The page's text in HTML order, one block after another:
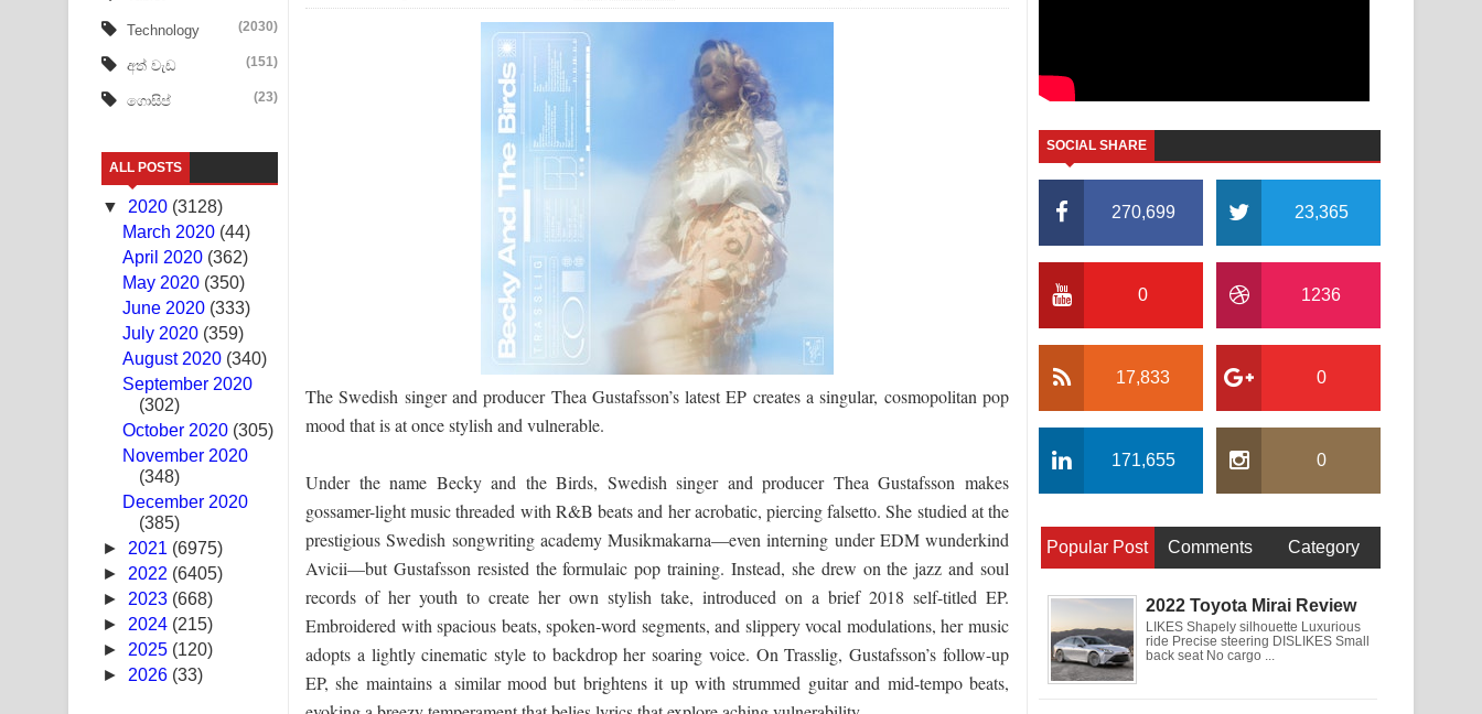
Apa Hamuwee Song Lyrics - අප හමුවී ගීතයේ පද පෙළ
PATHINIYE Song Lyrics - පතිනියනේ ගීතයේ පද පෙළ
Sorry Sir Song Lyrics - සොරි සර් ගීතයේ පද පෙළ
Mathaka Aluthin Liyanna Song Lyrics - මතක අලුතින් ලියන්න ගීතයේ පද පෙළ
Sandak Awith Song Lyrics - සඳක් ඇවිත් ගීතයේ පද පෙළ
Swetha Sande Song Lyrics - ශ්වේත සඳේ ගීතයේ පද පෙළ
Ma Igili Giya Lyrics - මා ඉගිලී ගියා ගීතයේ පද පෙළ
Ras Balan Song Lyrics - රැස් බලන් ගීතයේ පද පෙළ
Hoda sihiyen Song Lyrics - හොද සිහියෙන් ගීතයේ පද පෙළ
Awanken Song Lyrics - අවංකෙන් ගීතයේ පද පෙළ
Pa Sina Song Lyrics - පෑ සිනා ගීතයේ පද පෙළ
Pemwanthiye Song Lyrics - පෙම්වන්තියේ ගීතයේ පද පෙළ
Manobhawa Song Lyrics - මනෝභව ගීතයේ පද පෙළ
Akahe Indala Song Lyrics - ආකාහේ ඉඳලා ගීතයේ පද පෙළ
Raawaya Song Lyrics - රාවය ගීතයේ පද පෙළ
Saddeta Denna Song Lyrics - සද්දෙට දෙන්න ගීතයේ පද පෙළ
Technology (2030)
අත් වැඩ (151)
ගොසිප් (23)
ALL POSTS
▼ 2020 (3128)
March 2020 (44)
April 2020 (362)
May 2020 (350)
June 2020 (333)
July 2020 (359)
August 2020 (340)
September 2020
(302)
October 2020 (305)
November 2020
(348)
December 2020
(385)
► 2021 (6975)
► 2022 (6405)
► 2023 (668)
► 2024 (215)
► 2025 (120)
► 2026 (33)
The Swedish singer and producer Thea Gustafsson’s latest EP creates a singular, cosmopolitan pop
mood that is at once stylish and vulnerable.
Under the name Becky and the Birds, Swedish singer and producer Thea Gustafsson makes
gossamer-light music threaded with R&B beats and her acrobatic, piercing falsetto. She studied at the
prestigious Swedish songwriting academy Musikmakarna—even interning under EDM wunderkind
Avicii—but Gustafsson resisted the formulaic pop training. Instead, she drew on the jazz and soul
records of her youth to create her own stylish take, introduced on a brief 2018 self-titled EP.
Embroidered with spacious beats, spoken-word segments, and slippery vocal modulations, her music
adopts a lightly cinematic style to backdrop her soaring voice. On Trasslig, Gustafsson’s follow-up
EP, she maintains a similar mood but brightens it up with strummed guitar and mid-tempo beats,
SOCIAL SHARE
270,699 23,365
0 1236
17,833 0
171,655 0
Popular Post Comments Category
2022 Toyota Mirai Review
LIKES Shapely silhouette Luxurious
ride Precise steering DISLIKES Small
back seat No cargo ...